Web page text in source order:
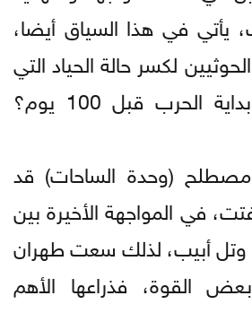
يأتي في هذا السياق أيضا،
لكسر حالة الحياد التي
كانوا عليها منذ بداية الحرب قبل 100 يوم؟
(وحدة الساحات) قد
في المواجهة الأخيرة بين
أبيب، لذلك سعت طهران
القوة، فذراعها الأهم